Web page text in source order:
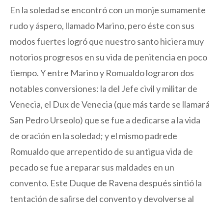
En la soledad se encontró con un monje sumamente
rudo y áspero, llamado Marino, pero éste con sus
modos fuertes logró que nuestro santo hiciera muy
notorios progresos en su vida de penitencia en poco
tiempo. Y entre Marino y Romualdo lograron dos
notables conversiones: la del Jefe civil y militar de
Venecia, el Dux de Venecia (que más tarde se llamará
San Pedro Urseolo) que se fue a dedicarse a la vida
de oración en la soledad; y el mismo padrede
Romualdo que arrepentido de su antigua vida de
pecado se fue a reparar sus maldades en un
convento. Este Duque de Ravena después sintió la
tentación de salirse del convento y devolverse al